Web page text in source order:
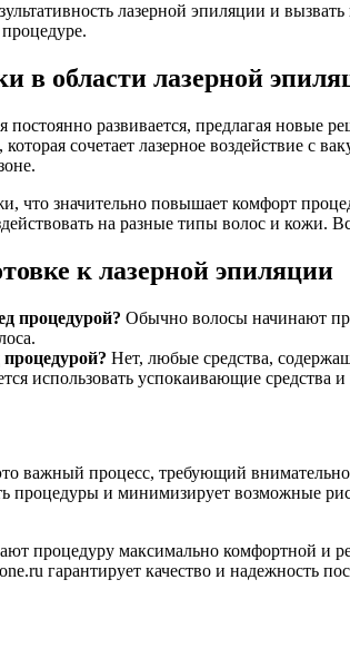
лазерной эпиляции и
в области лазерной
развивается, предлагая
сочетает лазерное воздействие с
что значительно повышает комфорт
на разные типы волос и кожи.
к лазерной эпиляции
процедурой? Обычно волосы начинают
Нет, любые средства,
использовать успокаивающие средства
важный процесс, требующий
процедуры и минимизирует возможные
процедуру максимально комфортной и
гарантирует качество и надежность